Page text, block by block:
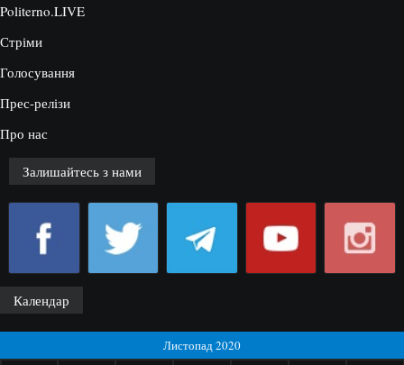
Politerno.LIVE
Стріми
Голосування
Прес-релізи
Про нас
Залишайтесь з нами
Календар
Листопад 2020